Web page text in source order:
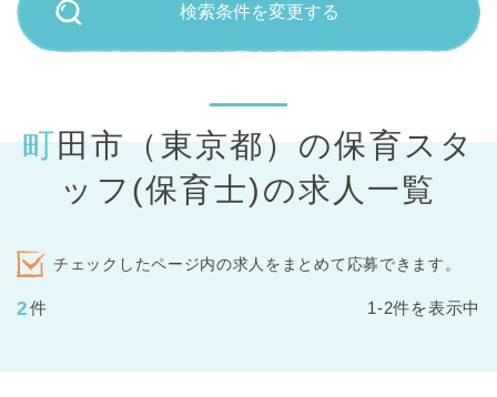
検索条件を変更する
町田市（東京都）の保育スタ
ッフ(保育士)の求人一覧
チェックしたページ内の求人をまとめて応募できます。
2件 1-2件を表示中